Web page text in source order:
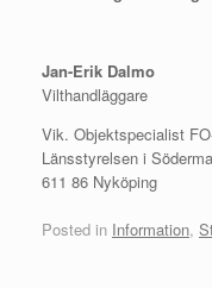
Jan-Erik Dalmo
Vilthandläggare
Vik. Objektspecialist
Länsstyrelsen i
611 86 Nyköping
Posted in Information,